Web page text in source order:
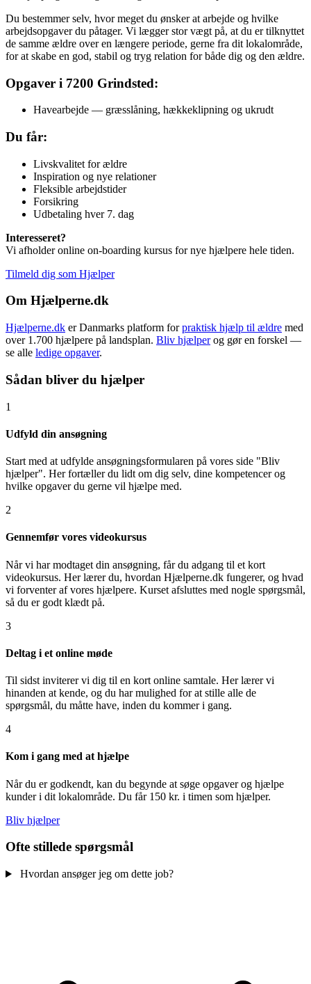
Du bestemmer selv, hvor meget du ønsker at arbejde og hvilke
arbejdsopgaver du påtager. Vi lægger stor vægt på, at du er tilknyttet
de samme ældre over en længere periode, gerne fra dit lokalområde,
for at skabe en god, stabil og tryg relation for både dig og den ældre.
Opgaver i 7200 Grindsted:
Havearbejde — græsslåning, hækkeklipning og ukrudt
Du får:
Livskvalitet for ældre
Inspiration og nye relationer
Fleksible arbejdstider
Forsikring
Udbetaling hver 7. dag
Interesseret?
Vi afholder online on-boarding kursus for nye hjælpere hele tiden.
Tilmeld dig som Hjælper
Om Hjælperne.dk
Hjælperne.dk er Danmarks platform forpraktisk hjælp til ældre med
over 1.700 hjælpere på landsplan. Bliv hjælperog gør en forskel —
se alle ledige opgaver.
Sådan bliver du hjælper
1
Udfyld din ansøgning
Start med at udfylde ansøgningsformularen på vores side "Bliv
hjælper". Her fortæller du lidt om dig selv, dine kompetencer og
hvilke opgaver du gerne vil hjælpe med.
2
Gennemfør vores videokursus
Når vi har modtaget din ansøgning, får du adgang til et kort
videokursus. Her lærer du, hvordan Hjælperne.dk fungerer, og hvad
vi forventer af vores hjælpere. Kurset afsluttes med nogle spørgsmål,
så du er godt klædt på.
3
Deltag i et online møde
Til sidst inviterer vi dig til en kort online samtale. Her lærer vi
hinanden at kende, og du har mulighed for at stille alle de
spørgsmål, du måtte have, inden du kommer i gang.
4
Kom i gang med at hjælpe
Når du er godkendt, kan du begynde at søge opgaver og hjælpe
kunder i dit lokalområde. Du får 150 kr. i timen som hjælper.
Bliv hjælper
Ofte stillede spørgsmål
Hvordan ansøger jeg om dette job?